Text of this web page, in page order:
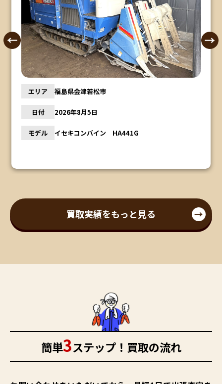
エリア 福島県会津若松市
日付 2026年8月5日
モデル イセキコンバイン HA441G
買取実績をもっと見る
簡単3ステップ！買取の流れ